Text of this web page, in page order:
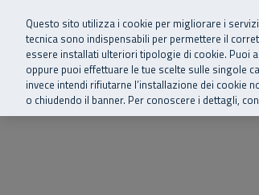
Vai al menu principale
Vai al contenuto principale
Vai al Footer
SuperAbile - il Contact Center Inail per il
Home Chi siamo
Questo sito utilizza i cookie per migliorare i
tecnica sono indispensabili per permettere il
essere installati ulteriori tipologie di cookie. Puoi
oppure puoi effettuare le tue scelte sulle singole
invece intendi rifiutarne l’installazione dei cookie
o chiudendo il banner. Per conoscere i dettagli,